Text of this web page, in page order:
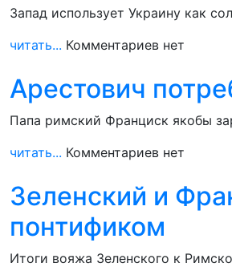
Запад использует Украину как
читать... Комментариев нет
Арестович
Папа римский Франциск якобы
читать... Комментариев нет
Зеленский и
понтификом
Итоги вояжа Зеленского к